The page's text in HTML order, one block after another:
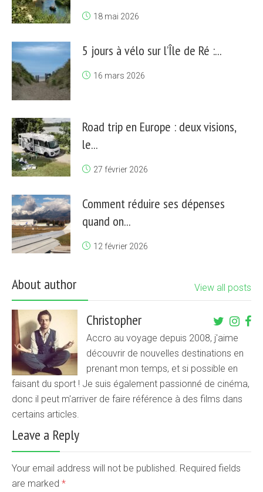
18 mai 2026
5 jours à vélo sur l’Île de Ré :...
16 mars 2026
Road trip en Europe : deux visions,
le...
27 février 2026
Comment réduire ses dépenses
quand on...
12 février 2026
About author View all posts
Christopher
Accro au voyage depuis 2008, j'aime
découvrir de nouvelles destinations en
prenant mon temps, et si possible en
faisant du sport ! Je suis également passionné de cinéma,
donc il peut m'arriver de faire référence à des films dans
certains articles.
Leave a Reply
Your email address will not be published. Required fields
are marked *